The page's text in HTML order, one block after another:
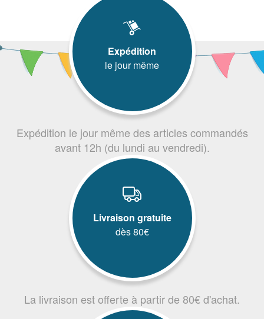
Expédition
le jour même
Expédition le jour même des articles commandés
avant 12h (du lundi au vendredi).
Livraison gratuite
dès 80€
La livraison est offerte à partir de 80€ d'achat.